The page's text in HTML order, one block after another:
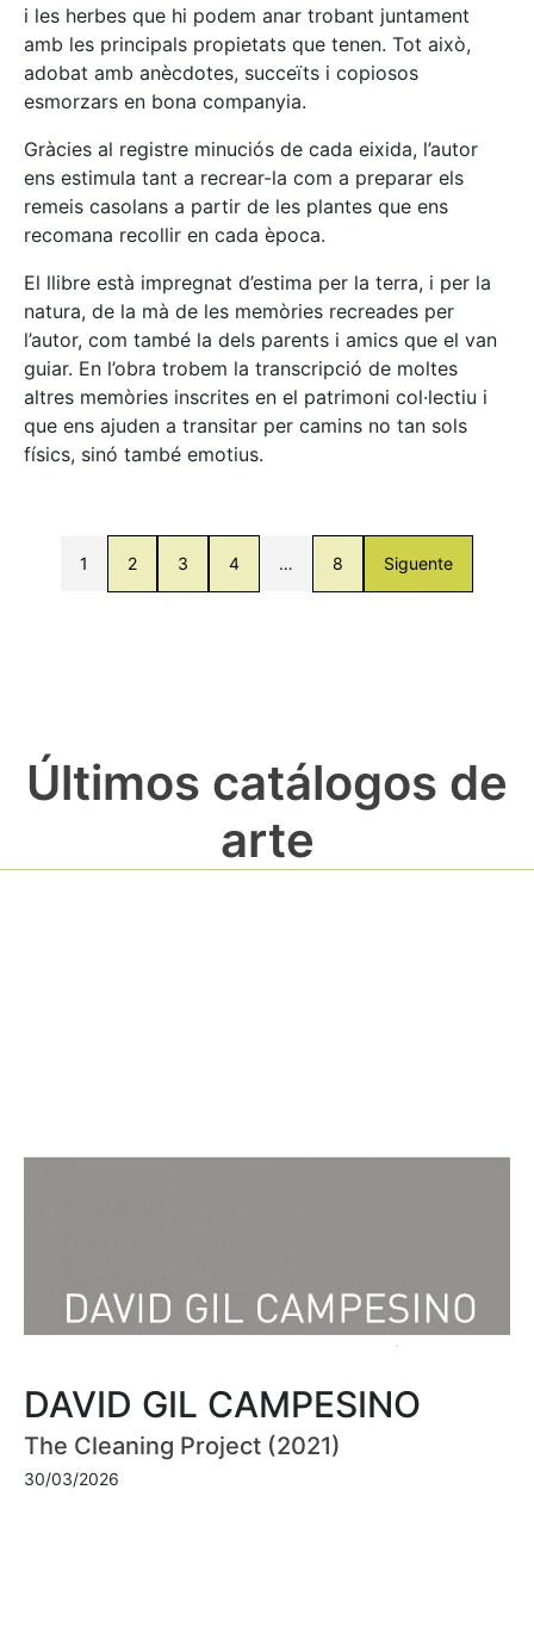
i les herbes que hi podem anar trobant juntament
amb les principals propietats que tenen. Tot això,
adobat amb anècdotes, succeïts i copiosos
esmorzars en bona companyia.
Gràcies al registre minuciós de cada eixida, l’autor
ens estimula tant a recrear-la com a preparar els
remeis casolans a partir de les plantes que ens
recomana recollir en cada època.
El llibre està impregnat d’estima per la terra, i per la
natura, de la mà de les memòries recreades per
l’autor, com també la dels parents i amics que el van
guiar. En l’obra trobem la transcripció de moltes
altres memòries inscrites en el patrimoni col·lectiu i
que ens ajuden a transitar per camins no tan sols
físics, sinó també emotius.
1 2 3 4 … 8 Siguente
Últimos catálogos de
arte
DAVID GIL CAMPESINO
The Cleaning Project (2021)
30/03/2026